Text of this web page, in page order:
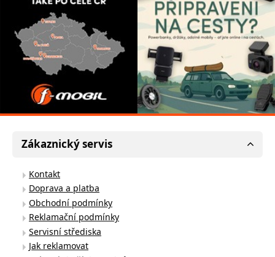
Zákaznický servis
Kontakt
Doprava a platba
Obchodní podmínky
Reklamační podmínky
Servisní střediska
Jak reklamovat